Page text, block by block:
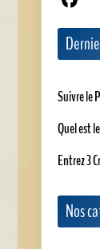
Suivre le
Quel est
Entrez 3
Nos